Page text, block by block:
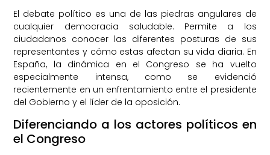
El debate político es una de las piedras angulares de
cualquier democracia saludable. Permite a los
ciudadanos conocer las diferentes posturas de sus
representantes y cómo estas afectan su vida diaria. En
España, la dinámica en el Congreso se ha vuelto
especialmente intensa, como se evidenció
recientemente en un enfrentamiento entre el presidente
del Gobierno y el líder de la oposición.
Diferenciando a los actores políticos en
el Congreso